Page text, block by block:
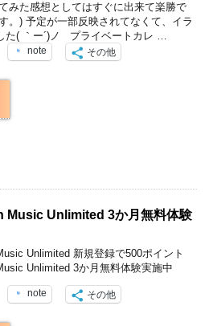
みた感想としてはすぐに出来て楽勝で
。) 予定が一部反映されてなくて、イラ
た( ｀ー´)ノ プライベートカレ …
note その他
Music Unlimited 3か月無料体験
Unlimited 新規登録で500ポイント
Unlimited 3か月無料体験実施中
note その他